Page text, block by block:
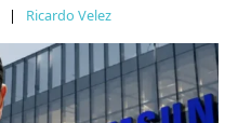
| Ricardo Velez